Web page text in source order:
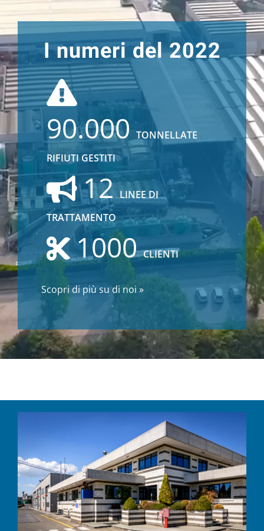
I numeri del 2022
90.000 TONNELLATE
RIFIUTI GESTITI
12 LINEE DI
TRATTAMENTO
1000 CLIENTI
Scopri di più su di noi »